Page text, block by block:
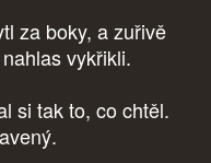
za boky, a zuřivě
vykřikli.
si tak to, co chtěl.